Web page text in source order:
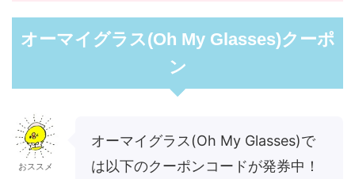
オーマイグラス(Oh My Glasses)クーポ
ン
おススメ
オーマイグラス(Oh My Glasses)で
は以下のクーポンコードが発券中！